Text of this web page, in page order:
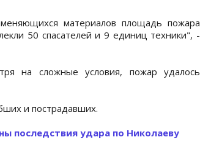
материалов площадь пожара
50 спасателей и 9 единиц техники", -
на сложные условия, пожар удалось
и пострадавших.
последствия удара по Николаеву